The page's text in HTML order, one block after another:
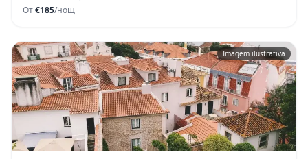
От€185/нощ
Imagem ilustrativa